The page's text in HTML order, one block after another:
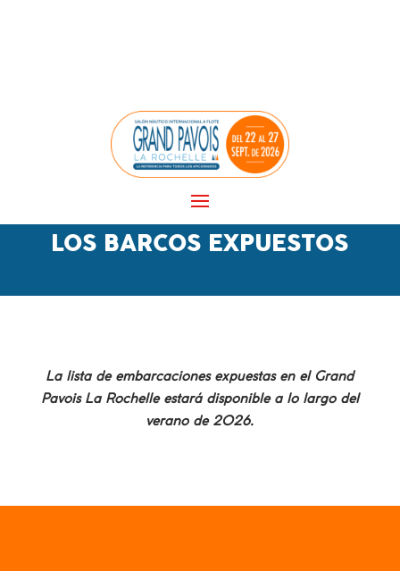
LOS BARCOS EXPUESTOS
La lista de embarcaciones expuestas en el Grand
Pavois La Rochelle estará disponible a lo largo del
verano de 2026.